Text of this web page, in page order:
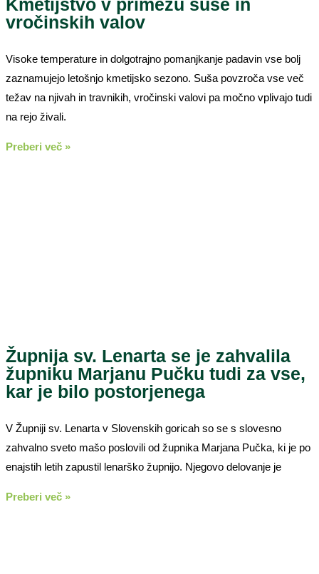
Kmetijstvo v primežu suše in
vročinskih valov
Visoke temperature in dolgotrajno pomanjkanje padavin vse bolj
zaznamujejo letošnjo kmetijsko sezono. Suša povzroča vse več
težav na njivah in travnikih, vročinski valovi pa močno vplivajo tudi
na rejo živali.
Preberi več »
Župnija sv. Lenarta se je zahvalila
župniku Marjanu Pučku tudi za vse,
kar je bilo postorjenega
V Župniji sv. Lenarta v Slovenskih goricah so se s slovesno
zahvalno sveto mašo poslovili od župnika Marjana Pučka, ki je po
enajstih letih zapustil lenarško župnijo. Njegovo delovanje je
Preberi več »